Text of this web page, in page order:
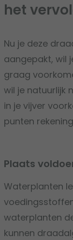
het
Nu je deze
aangepakt, wil
graag
wil je natuurlijk
in je vijver
punten
Plaats
Waterplanten
waterplanten
kunnen